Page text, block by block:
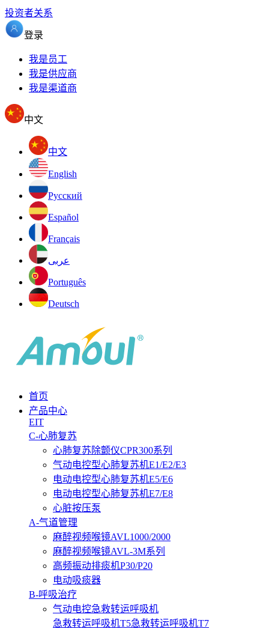
投资者关系
登录
我是员工
我是供应商
我是渠道商
中文
中文
English
Pусский
Español
Français
عربى
Português
Deutsch
首页
产品中心
EIT
C-心肺复苏
心肺复苏除颤仪CPR300系列
气动电控型心肺复苏机E1/E2/E3
电动电控型心肺复苏机E5/E6
电动电控型心肺复苏机E7/E8
心脏按压泵
A-气道管理
麻醉视频喉镜AVL1000/2000
麻醉视频喉镜AVL-3M系列
高频振动排痰机P30/P20
电动吸痰器
B-呼吸治疗
气动电控急救转运呼吸机
急救转运呼吸机T5急救转运呼吸机T7